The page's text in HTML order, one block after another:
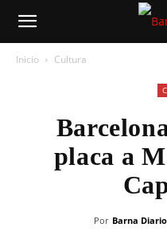
Inicio Cultura
placa a
Por Barna Diario